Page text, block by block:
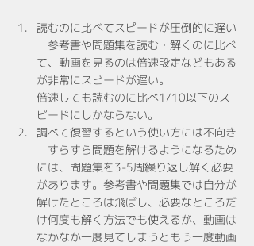
読むのに比べてスピードが圧倒的に遅い
参考書や問題集を読む・解くのに比べ
て、動画を見るのは倍速設定などもある
が非常にスピードが遅い。
倍速しても読むのに比べ1/10以下のス
ピードにしかならない。
調べて復習するという使い方には不向き
すらすら問題を解けるようになるため
には、問題集を3-5周繰り返し解く必要
があります。参考書や問題集では自分が
解けたところは飛ばし、必要なところだ
け何度も解く方法でも使えるが、動画は
なかなか一度見てしまうともう一度動画